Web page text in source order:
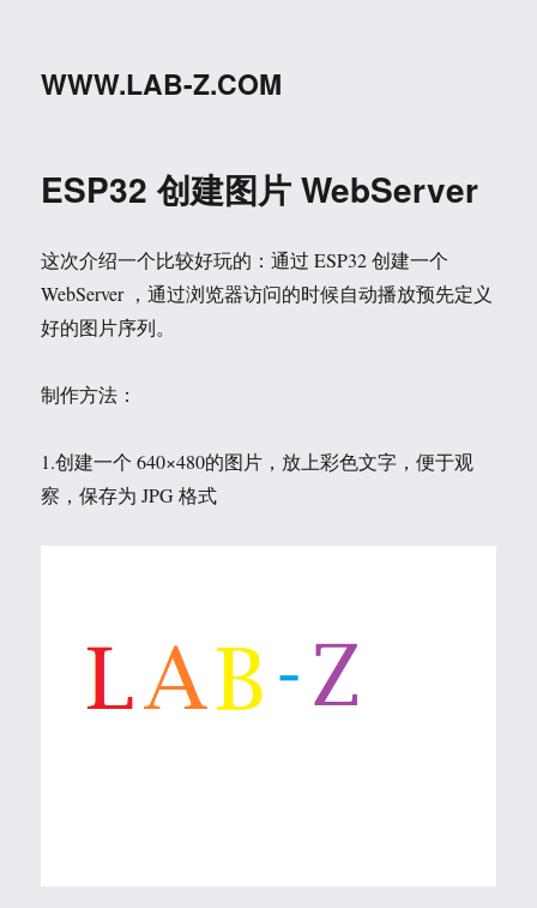
WWW.LAB-Z.COM
ESP32 创建图片 WebServer
这次介绍一个比较好玩的：通过 ESP32 创建一个
WebServer ，通过浏览器访问的时候自动播放预先定义
好的图片序列。
制作方法：
1.创建一个 640×480的图片，放上彩色文字，便于观
察，保存为 JPG 格式